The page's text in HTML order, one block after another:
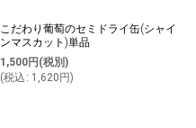
こだわり葡萄のセミドライ缶(シャイ
ンマスカット)単品
1,500円 (税別)
(税込 : 1,620 円)